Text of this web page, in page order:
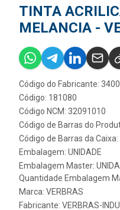
TINTA
MELANCIA -
Código do Fabricante:
Código: 181080
Código NCM: 32091010
Código de Barras do
Código de Barras da
Embalagem: UNIDADE
Embalagem Master:
Quantidade Embalagem
Marca: VERBRAS
Fabricante: VERBRAS-